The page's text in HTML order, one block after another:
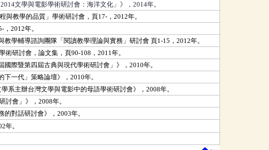
文學與電影學術研討會：海洋文化」》，2014年。
教學的品質」學術研討會，頁17-，2012年。
2012年。
學輔導諮詢團隊「閱讀教學理論與實務」研討會 頁1-15，2012年。
研討會，論文集，頁90-108，2011年。
際暨第四屆古典與現代學術研討會」》，2010年。
一代」策略論壇》，2010年。
系主辦台灣文學與電影中的母語學術研討會》，2008年。
會」》，2008年。
對話研討會》，2003年。
年。